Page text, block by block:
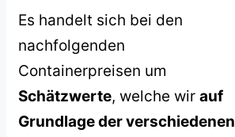
Es handelt sich bei den
nachfolgenden
Containerpreisen um
Schätzwerte, welche wir auf
Grundlage der verschiedenen